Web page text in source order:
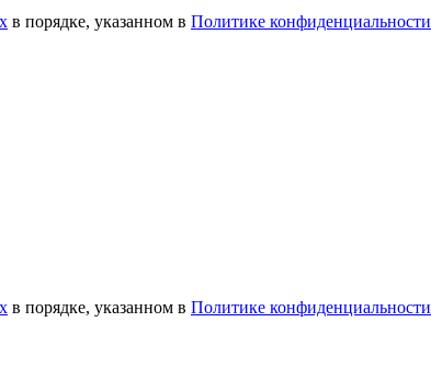
в порядке, указанном в Политике конфиденциальности
в порядке, указанном в Политике конфиденциальности